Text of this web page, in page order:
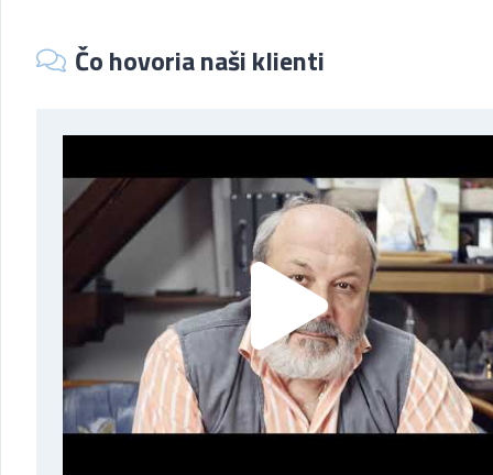
Čo hovoria naši klienti